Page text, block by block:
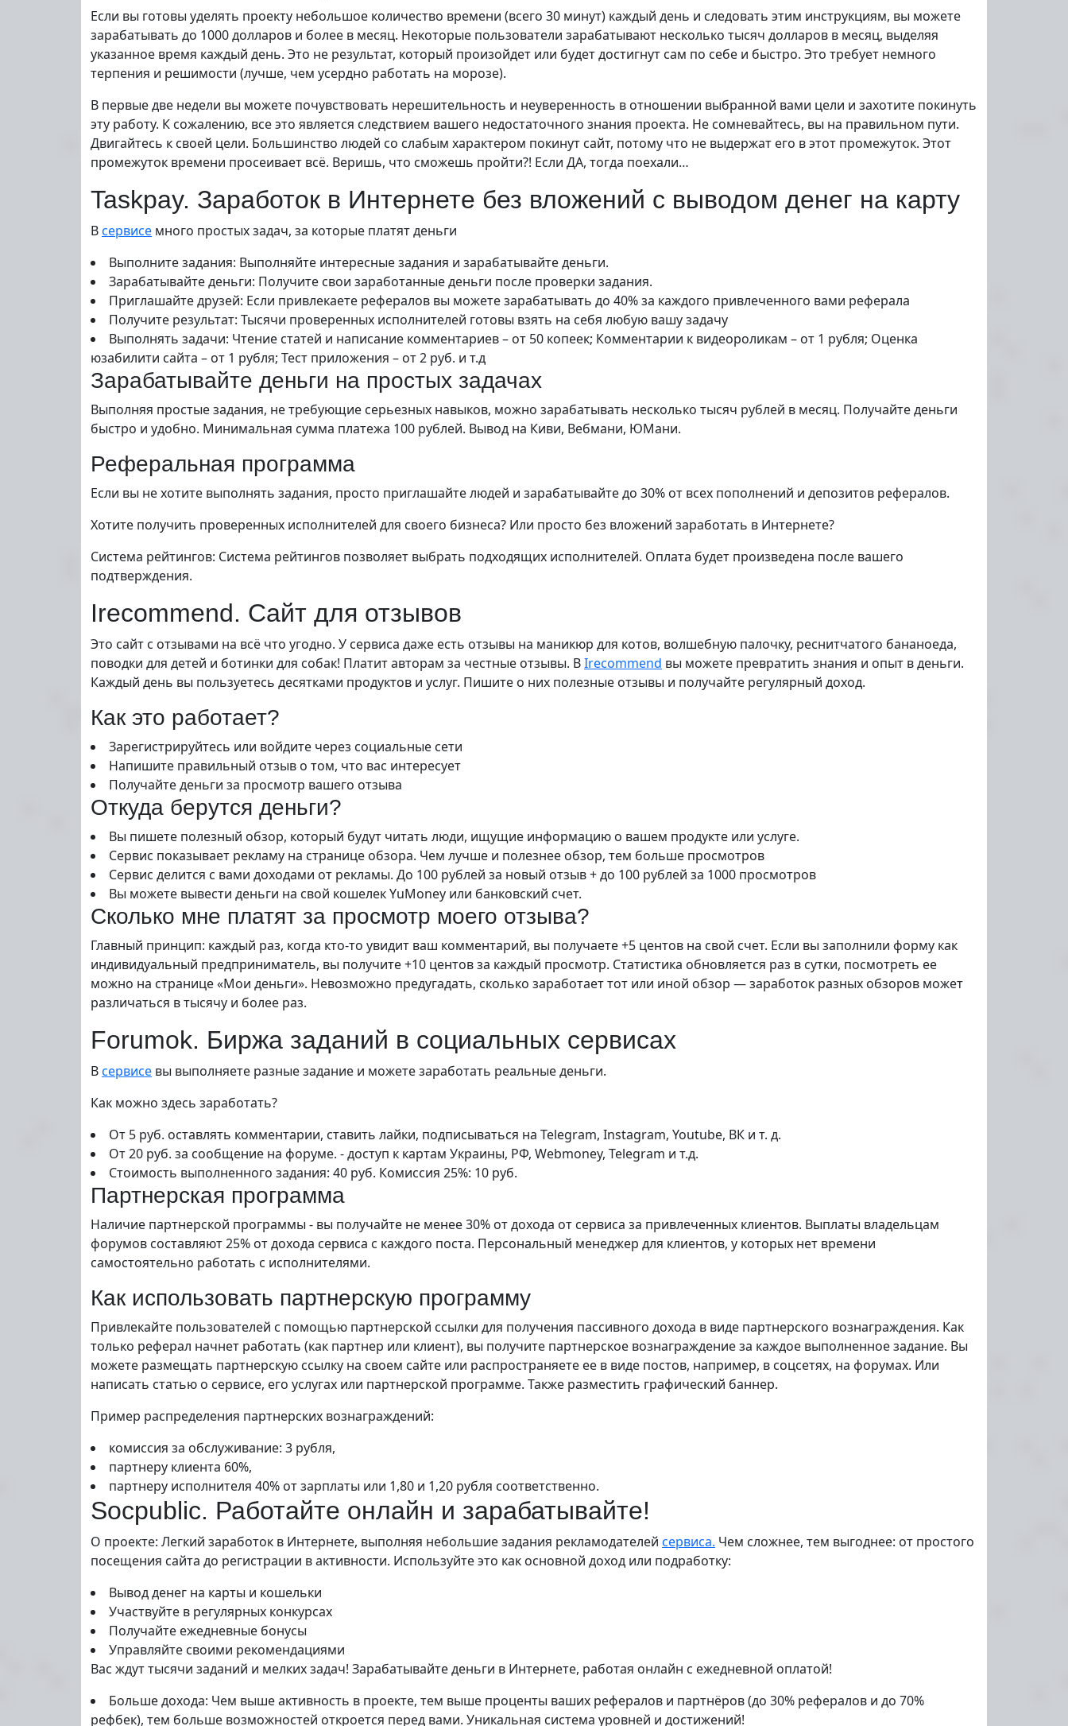
Если вы готовы уделять проекту небольшое количество времени (всего 30 минут) каждый день и следовать этим инструкциям, вы можете
зарабатывать до 1000 долларов и более в месяц. Некоторые пользователи зарабатывают несколько тысяч долларов в месяц, выделяя
указанное время каждый день. Это не результат, который произойдет или будет достигнут сам по себе и быстро. Это требует немного
терпения и решимости (лучше, чем усердно работать на морозе).
В первые две недели вы можете почувствовать нерешительность и неуверенность в отношении выбранной вами цели и захотите покинуть
эту работу. К сожалению, все это является следствием вашего недостаточного знания проекта. Не сомневайтесь, вы на правильном пути.
Двигайтесь к своей цели. Большинство людей со слабым характером покинут сайт, потому что не выдержат его в этот промежуток. Этот
промежуток времени просеивает всё. Веришь, что сможешь пройти?! Если ДА, тогда поехали…
Taskpay. Заработок в Интернете без вложений с выводом денег на карту
Всервисе много простых задач, за которые платят деньги
Выполните задания: Выполняйте интересные задания и зарабатывайте деньги.
Зарабатывайте деньги: Получите свои заработанные деньги после проверки задания.
Приглашайте друзей: Если привлекаете рефералов вы можете зарабатывать до 40% за каждого привлеченного вами реферала
Получите результат: Тысячи проверенных исполнителей готовы взять на себя любую вашу задачу
Выполнять задачи: Чтение статей и написание комментариев – от 50 копеек; Комментарии к видеороликам – от 1 рубля; Оценка
юзабилити сайта – от 1 рубля; Тест приложения – от 2 руб. и т.д
Зарабатывайте деньги на простых задачах
Выполняя простые задания, не требующие серьезных навыков, можно зарабатывать несколько тысяч рублей в месяц. Получайте деньги
быстро и удобно. Минимальная сумма платежа 100 рублей. Вывод на Киви, Вебмани, ЮМани.
Реферальная программа
Если вы не хотите выполнять задания, просто приглашайте людей и зарабатывайте до 30% от всех пополнений и депозитов рефералов.
Хотите получить проверенных исполнителей для своего бизнеса? Или просто без вложений заработать в Интернете?
Система рейтингов: Система рейтингов позволяет выбрать подходящих исполнителей. Оплата будет произведена после вашего
подтверждения.
Irecommend. Сайт для отзывов
Это сайт с отзывами на всё что угодно. У сервиса даже есть отзывы на маникюр для котов, волшебную палочку, реснитчатого бананоеда,
поводки для детей и ботинки для собак! Платит авторам за честные отзывы. ВIrecommend вы можете превратить знания и опыт в деньги.
Каждый день вы пользуетесь десятками продуктов и услуг. Пишите о них полезные отзывы и получайте регулярный доход.
Как это работает?
Зарегистрируйтесь или войдите через социальные сети
Напишите правильный отзыв о том, что вас интересует
Получайте деньги за просмотр вашего отзыва
Откуда берутся деньги?
Вы пишете полезный обзор, который будут читать люди, ищущие информацию о вашем продукте или услуге.
Сервис показывает рекламу на странице обзора. Чем лучше и полезнее обзор, тем больше просмотров
Сервис делится с вами доходами от рекламы. До 100 рублей за новый отзыв + до 100 рублей за 1000 просмотров
Вы можете вывести деньги на свой кошелек YuMoney или банковский счет.
Сколько мне платят за просмотр моего отзыва?
Главный принцип: каждый раз, когда кто-то увидит ваш комментарий, вы получаете +5 центов на свой счет. Если вы заполнили форму как
индивидуальный предприниматель, вы получите +10 центов за каждый просмотр. Статистика обновляется раз в сутки, посмотреть ее
можно на странице «Мои деньги». Невозможно предугадать, сколько заработает тот или иной обзор — заработок разных обзоров может
различаться в тысячу и более раз.
Forumok. Биржа заданий в социальных сервисах
Всервисе вы выполняете разные задание и можете заработать реальные деньги.
Как можно здесь заработать?
От 5 руб. оставлять комментарии, ставить лайки, подписываться на Telegram, Instagram, Youtube, ВК и т. д.
От 20 руб. за сообщение на форуме. - доступ к картам Украины, РФ, Webmoney, Telegram и т.д.
Стоимость выполненного задания: 40 руб. Комиссия 25%: 10 руб.
Партнерская программа
Наличие партнерской программы - вы получайте не менее 30% от дохода от сервиса за привлеченных клиентов. Выплаты владельцам
форумов составляют 25% от дохода сервиса с каждого поста. Персональный менеджер для клиентов, у которых нет времени
самостоятельно работать с исполнителями.
Как использовать партнерскую программу
Привлекайте пользователей с помощью партнерской ссылки для получения пассивного дохода в виде партнерского вознаграждения. Как
только реферал начнет работать (как партнер или клиент), вы получите партнерское вознаграждение за каждое выполненное задание. Вы
можете размещать партнерскую ссылку на своем сайте или распространяете ее в виде постов, например, в соцсетях, на форумах. Или
написать статью о сервисе, его услугах или партнерской программе. Также разместить графический баннер.
Пример распределения партнерских вознаграждений:
комиссия за обслуживание: 3 рубля,
партнеру клиента 60%,
партнеру исполнителя 40% от зарплаты или 1,80 и 1,20 рубля соответственно.
Socpublic. Работайте онлайн и зарабатывайте!
О проекте: Легкий заработок в Интернете, выполняя небольшие задания рекламодателей сервиса. Чем сложнее, тем выгоднее: от простого
посещения сайта до регистрации в активности. Используйте это как основной доход или подработку:
Вывод денег на карты и кошельки
Участвуйте в регулярных конкурсах
Получайте ежедневные бонусы
Управляйте своими рекомендациями
Вас ждут тысячи заданий и мелких задач! Зарабатывайте деньги в Интернете, работая онлайн с ежедневной оплатой!
Больше дохода: Чем выше активность в проекте, тем выше проценты ваших рефералов и партнёров (до 30% рефералов и до 70%
рефбек), тем больше возможностей откроется перед вами. Уникальная система уровней и достижений!